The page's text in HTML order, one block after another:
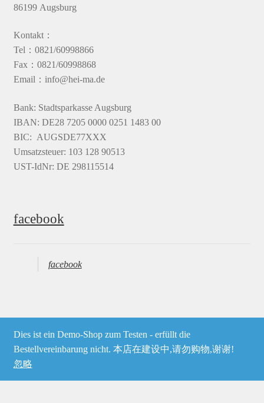
86199 Augsburg
Kontakt：
Tel：0821/60998866
Fax：0821/60998868
Email：info@hei-ma.de
Bank: Stadtsparkasse Augsburg
IBAN: DE28 7205 0000 0251 1483 00
BIC: AUGSDE77XXX
Umsatzsteuer: 103 128 90513
UST-IdNr: DE 298115514
facebook
facebook
© Heima online 2026
Dies ist ein Demo-Shop zum Testen - erfüllt die
Bestellvereinbarung nicht. 本店在建设中,请勿购物,谢谢!
忽略